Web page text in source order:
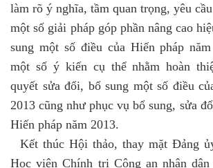
làm rõ ý nghĩa, tầm quan trọng, yêu
một số giải pháp góp phần nâng cao
sung một số điều của Hiến pháp
một số ý kiến cụ thể nhằm hoàn
quyết sửa đổi, bổ sung một số điều
2013 cũng như phục vụ bổ sung, sửa
Hiến pháp năm 2013.
Kết thúc Hội thảo, thay mặt Đảng
Học viện Chính trị Công an nhân dân